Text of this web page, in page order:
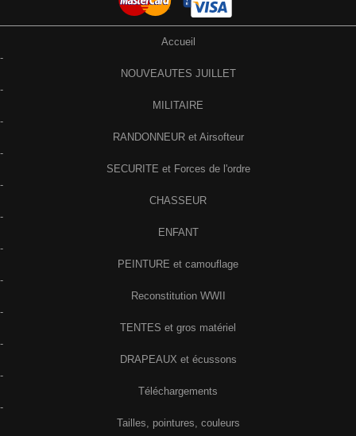
Accueil
-
NOUVEAUTES JUILLET
-
MILITAIRE
-
RANDONNEUR et Airsofteur
-
SECURITE et Forces de l'ordre
-
CHASSEUR
-
ENFANT
-
PEINTURE et camouflage
-
Reconstitution WWII
-
TENTES et gros matériel
-
DRAPEAUX et écussons
-
Téléchargements
-
Tailles, pointures, couleurs